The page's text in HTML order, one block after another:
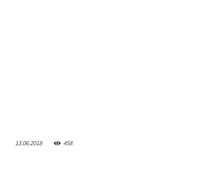
13.06.2018 458